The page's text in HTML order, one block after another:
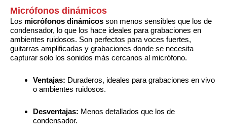
Micrófonos dinámicos
Los micrófonos dinámicos son menos sensibles que los de
condensador, lo que los hace ideales para grabaciones en
ambientes ruidosos. Son perfectos para voces fuertes,
guitarras amplificadas y grabaciones donde se necesita
capturar solo los sonidos más cercanos al micrófono.
Ventajas: Duraderos, ideales para grabaciones en vivo
o ambientes ruidosos.
Desventajas: Menos detallados que los de
condensador.